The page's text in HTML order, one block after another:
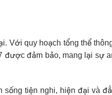
Với quy hoạch tổng thể
được đảm bảo, mang lại sự
sống tiện nghi, hiện đại và